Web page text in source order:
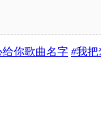
你歌曲名字 #我把